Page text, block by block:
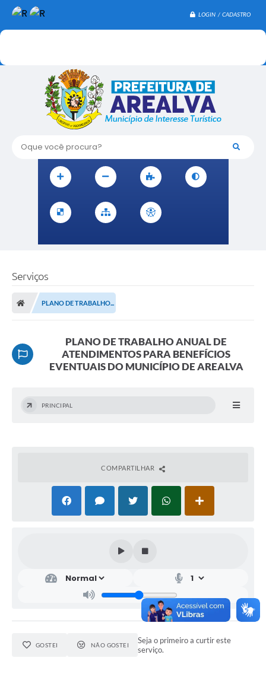
LOGIN / CADASTRO
Oque você procura?
Serviços
PLANO DE TRABALHO...
PLANO DE TRABALHO ANUAL DE
ATENDIMENTOS PARA BENEFÍCIOS
EVENTUAIS DO MUNICÍPIO DE AREALVA
PRINCIPAL
COMPARTILHAR
GOSTEI NÃO GOSTEI
Seja o primeiro a curtir este
serviço.